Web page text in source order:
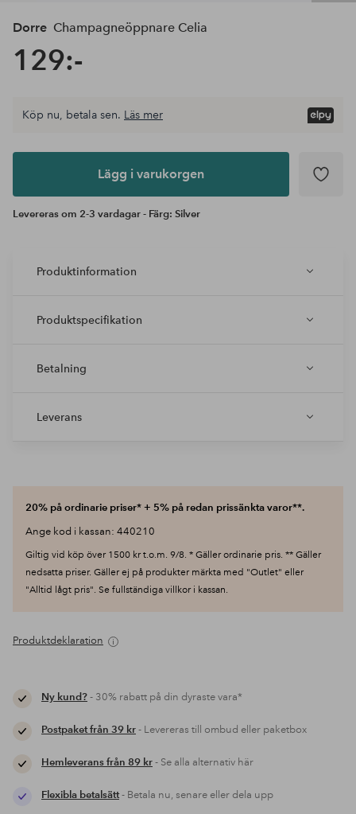
Dorre Champagneöppnare Celia
129:-
Lägg i
Köp nu, betala sen. Läs mer
Lägg i varukorgen
Levereras om 2-3 vardagar - Färg: Silver
Produktinformation
Produktspecifikation
Betalning
Leverans
20% på ordinarie priser* + 5% på redan prissänkta varor**.
Ange kod i kassan: 440210
Giltig vid köp över 1500 kr t.o.m. 9/8. * Gäller ordinarie pris. ** Gäller
nedsatta priser. Gäller ej på produkter märkta med "Outlet" eller
"Alltid lågt pris". Se fullständiga villkor i kassan.
Produktdeklaration
Ny kund?- 30% rabatt på din dyraste vara*
Postpaket från 39 kr- Levereras till ombud eller paketbox
Hemleverans från 89 kr- Se alla alternativ här
Flexibla betalsätt- Betala nu, senare eller dela upp